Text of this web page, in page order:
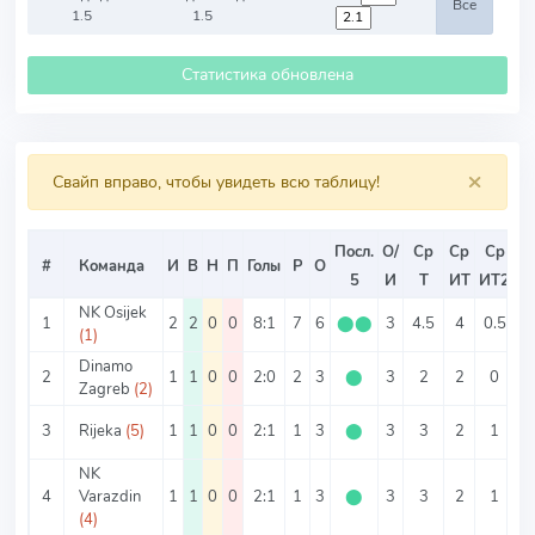
1.5
1.5
Все
Статистика обновлена
×
Свайп вправо, чтобы увидеть всю таблицу!
# Команда И В Н П Голы Р О
Посл.
5
О/
И
Ср
Т
Ср
ИТ
Ср
ИТ2
1
NK Osijek
(1)
2 2 0 0 8:1 7 6 ⬤⬤ 3 4.5 4 0.5
2
Dinamo
Zagreb (2)
1 1 0 0 2:0 2 3 ⬤ 3 2 2 0
3 Rijeka (5) 1 1 0 0 2:1 1 3 ⬤ 3 3 2 1
4
NK
Varazdin
(4)
1 1 0 0 2:1 1 3 ⬤ 3 3 2 1